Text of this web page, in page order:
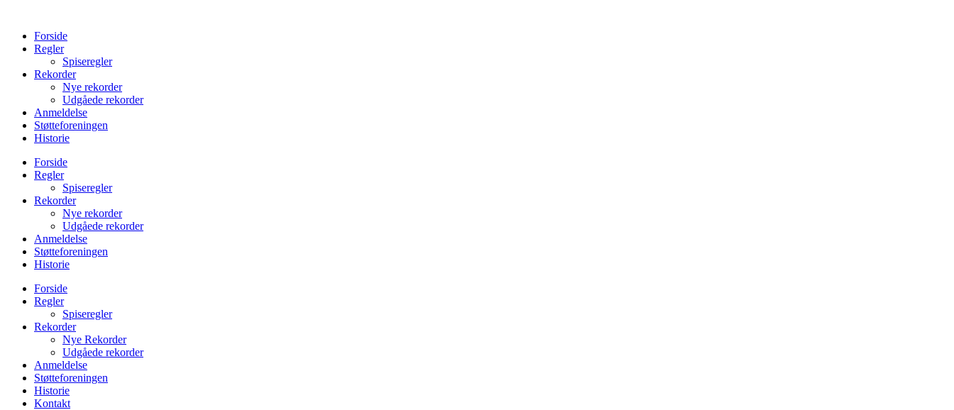
indholdForside
Regler
Spiseregler
Rekorder
Nye rekorder
Udgåede rekorder
Anmeldelse
Støtteforeningen
Historie
Forside
Regler
Spiseregler
Rekorder
Nye rekorder
Udgåede rekorder
Anmeldelse
Støtteforeningen
Historie
Forside
Regler
Spiseregler
Rekorder
Nye Rekorder
Udgåede rekorder
Anmeldelse
Støtteforeningen
Historie
Kontakt